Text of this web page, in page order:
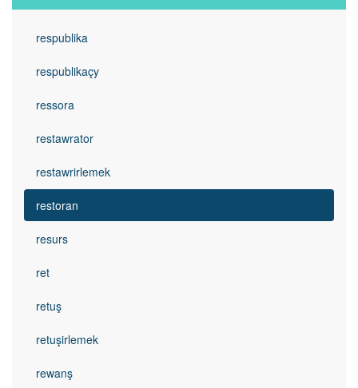
respublika
respublikaçy
ressora
restawrator
restawrirlemek
restoran
resurs
ret
retuş
retuşirlemek
rewanş